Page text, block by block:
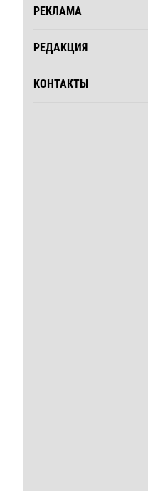
РЕКЛАМА
РЕДАКЦИЯ
КОНТАКТЫ